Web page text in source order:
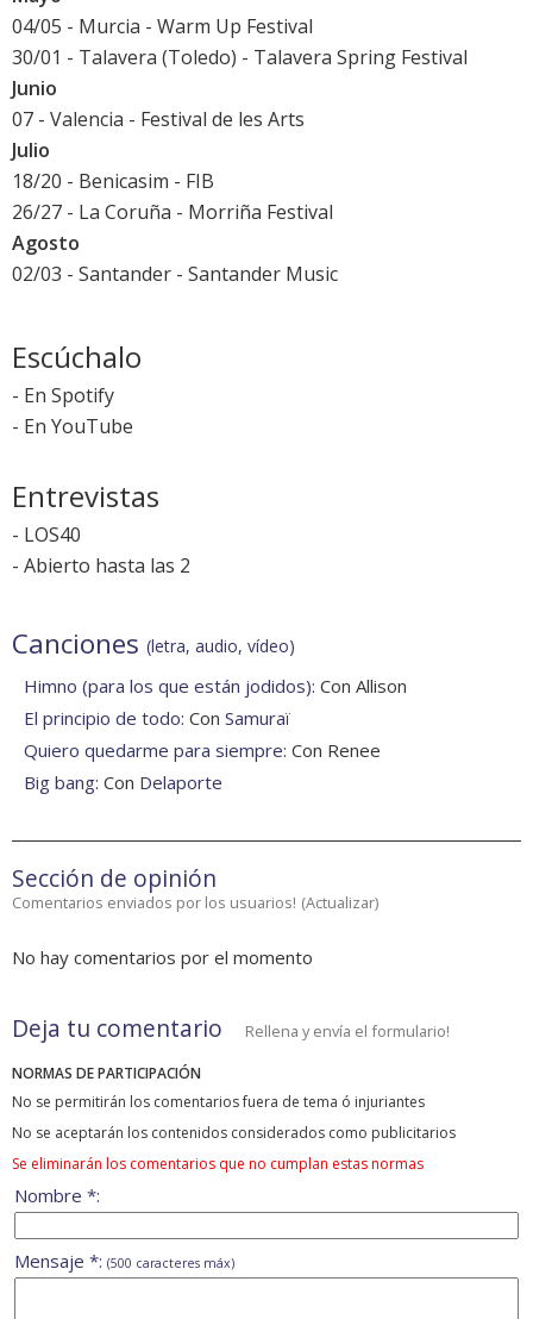
04/05 - Murcia - Warm Up Festival
30/01 - Talavera (Toledo) - Talavera Spring Festival
Junio
07 - Valencia - Festival de les Arts
Julio
18/20 - Benicasim - FIB
26/27 - La Coruña - Morriña Festival
Agosto
02/03 - Santander - Santander Music
Escúchalo
- En Spotify
- En YouTube
Entrevistas
- LOS40
- Abierto hasta las 2
Canciones (letra, audio, vídeo)
Himno (para los que están jodidos): Con Allison
El principio de todo: Con Samuraï
Quiero quedarme para siempre: Con Renee
Big bang: Con Delaporte
Sección de opinión
Comentarios enviados por los usuarios! (Actualizar)
No hay comentarios por el momento
Deja tu comentario Rellena y envía el formulario!
NORMAS DE PARTICIPACIÓN
No se permitirán los comentarios fuera de tema ó injuriantes
No se aceptarán los contenidos considerados como publicitarios
Se eliminarán los comentarios que no cumplan estas normas
Nombre *:
Mensaje *: (500 caracteres máx)